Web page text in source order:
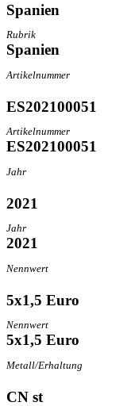
Spanien
Rubrik
Spanien
Artikelnummer
ES202100051
Artikelnummer
ES202100051
Jahr
2021
Jahr
2021
Nennwert
5x1,5 Euro
Nennwert
5x1,5 Euro
Metall/Erhaltung
CN st